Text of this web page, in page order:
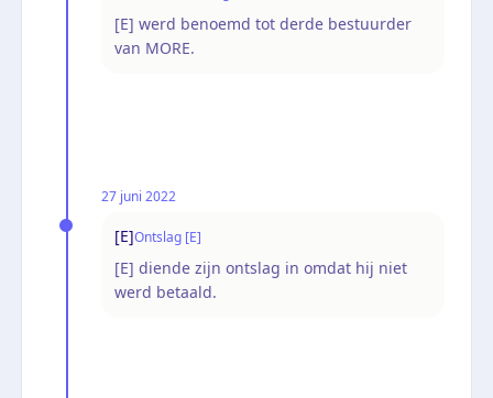
[E] werd benoemd tot derde bestuurder
van MORE.
27 juni 2022
[E]Ontslag [E]
[E] diende zijn ontslag in omdat hij niet
werd betaald.